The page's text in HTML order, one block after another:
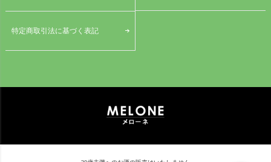
特定商取引法に基づく表記